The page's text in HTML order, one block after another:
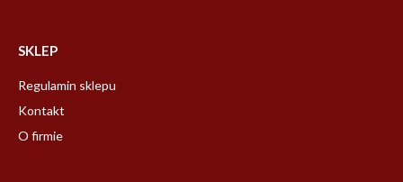
SKLEP
Regulamin sklepu
Kontakt
O firmie